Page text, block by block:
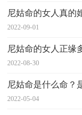
尼姑命的女人真的
2022-09-01
尼姑命的女人正缘
2022-08-30
尼姑命是什么命？
2022-05-04